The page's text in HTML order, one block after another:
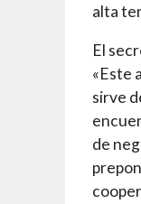
alta
El
«Este
sirve
de